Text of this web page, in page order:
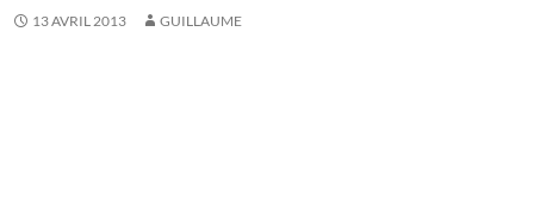
13 AVRIL 2013 GUILLAUME